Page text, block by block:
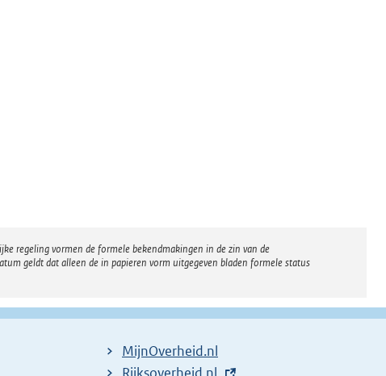
regeling vormen de formele bekendmakingen in de zin van de
geldt dat alleen de in papieren vorm uitgegeven bladen formele status
MijnOverheid.nl